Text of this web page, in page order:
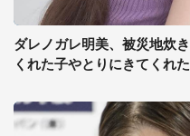
ダレノガレ明美、被災地炊
くれた子やとりにきてくれ